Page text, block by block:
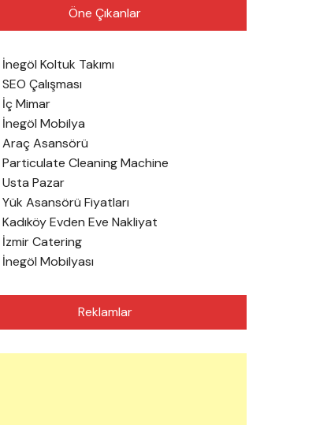
Öne Çıkanlar
İnegöl Koltuk Takımı
SEO Çalışması
İç Mimar
İnegöl Mobilya
Araç Asansörü
Particulate Cleaning Machine
Usta Pazar
Yük Asansörü Fiyatları
Kadıköy Evden Eve Nakliyat
İzmir Catering
İnegöl Mobilyası
Reklamlar